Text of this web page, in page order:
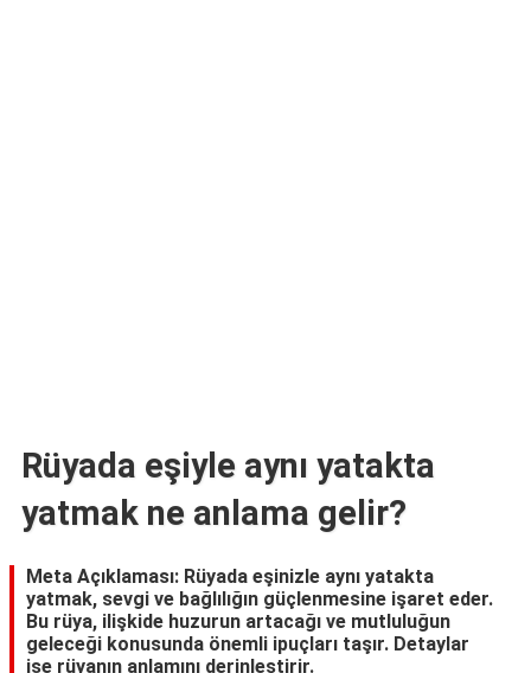
Rüyada eşiyle aynı yatakta
yatmak ne anlama gelir?
Meta Açıklaması: Rüyada eşinizle aynı yatakta
yatmak, sevgi ve bağlılığın güçlenmesine işaret eder.
Bu rüya, ilişkide huzurun artacağı ve mutluluğun
geleceği konusunda önemli ipuçları taşır. Detaylar
ise rüyanın anlamını derinleştirir.